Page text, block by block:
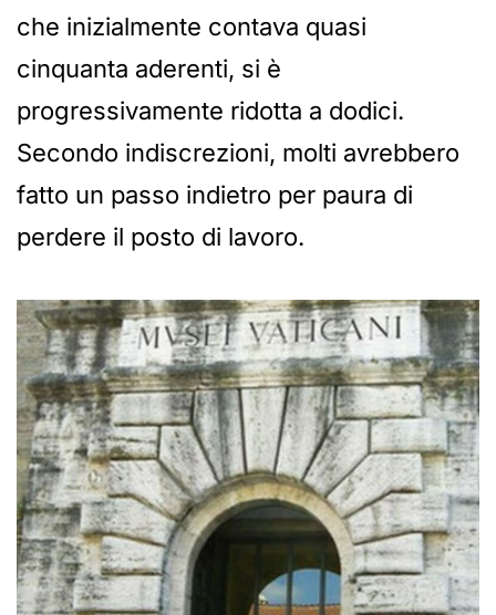
che inizialmente contava quasi
cinquanta aderenti, si è
progressivamente ridotta a dodici.
Secondo indiscrezioni, molti avrebbero
fatto un passo indietro per paura di
perdere il posto di lavoro.